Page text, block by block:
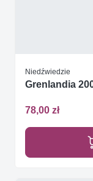
Niedźwiedzie
Grenlandia
78,00 zł